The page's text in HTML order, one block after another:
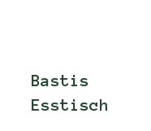
Bastis
Esstisch